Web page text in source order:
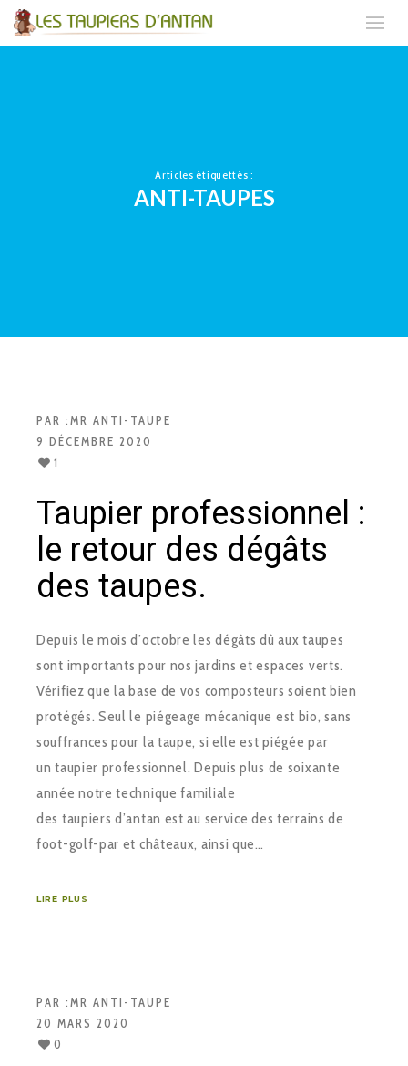
Articles étiquettés :
ANTI-TAUPES
PAR :MR ANTI-TAUPE
9 DÉCEMBRE 2020
1
Taupier professionnel :
le retour des dégâts
des taupes.
Depuis le mois d’octobre les dégâts dû aux taupes
sont importants pour nos jardins et espaces verts.
Vérifiez que la base de vos composteurs soient bien
protégés. Seul le piégeage mécanique est bio, sans
souffrances pour la taupe, si elle est piégée par
un taupier professionnel. Depuis plus de soixante
année notre technique familiale
des taupiers d’antan est au service des terrains de
foot-golf-par et châteaux, ainsi que…
LIRE PLUS
PAR :MR ANTI-TAUPE
20 MARS 2020
0